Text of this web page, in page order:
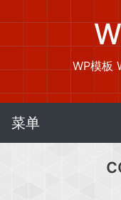
WP模板
菜单